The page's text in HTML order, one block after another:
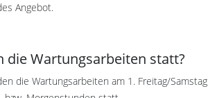
Angebot.
die Wartungsarbeiten statt?
die Wartungsarbeiten am 1. Freitag/Samstag